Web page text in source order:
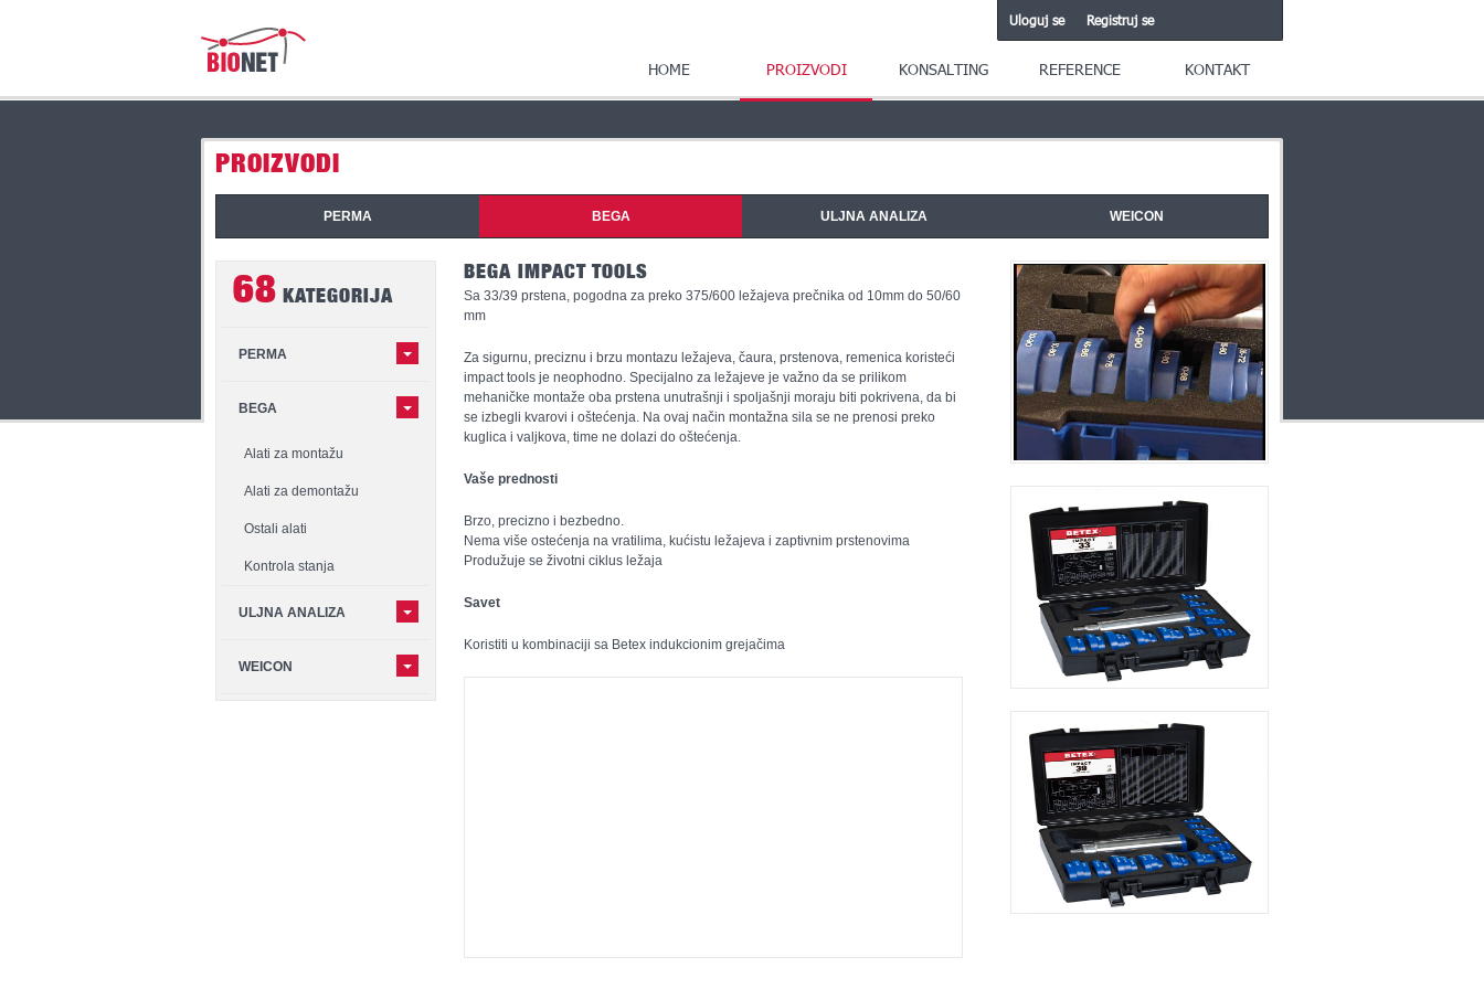
Uloguj se Registruj se
HOME PROIZVODI KONSALTING REFERENCE KONTAKT
PROIZVODI
PERMA BEGA ULJNA ANALIZA WEICON
68 KATEGORIJA
PERMA
BEGA
Alati za montažu
Alati za demontažu
Ostali alati
Kontrola stanja
ULJNA ANALIZA
WEICON
BEGA IMPACT TOOLS
Sa 33/39 prstena, pogodna za preko 375/600 ležajeva prečnika od 10mm do 50/60
mm
Za sigurnu, preciznu i brzu montazu ležajeva, čaura, prstenova, remenica koristeći
impact tools je neophodno. Specijalno za ležajeve je važno da se prilikom
mehaničke montaže oba prstena unutrašnji i spoljašnji moraju biti pokrivena, da bi
se izbegli kvarovi i oštećenja. Na ovaj način montažna sila se ne prenosi preko
kuglica i valjkova, time ne dolazi do oštećenja.
Vaše prednosti
Brzo, precizno i bezbedno.
Nema više ostećenja na vratilima, kućistu ležajeva i zaptivnim prstenovima
Produžuje se životni ciklus ležaja
Savet
Koristiti u kombinaciji sa Betex indukcionim grejačima